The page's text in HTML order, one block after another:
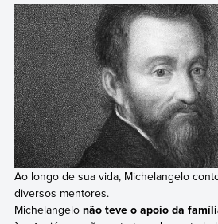
Ao longo de sua vida, Michelangelo
diversos mentores.
Michelangelo não teve o apoio da